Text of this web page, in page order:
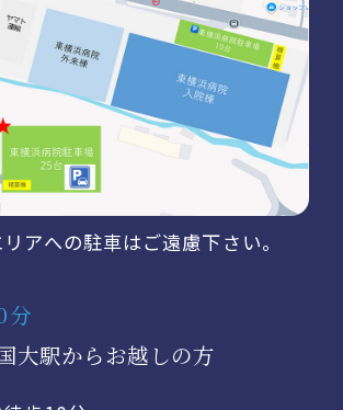
アへの駐車はご遠慮下さい。
分
大駅からお越しの方